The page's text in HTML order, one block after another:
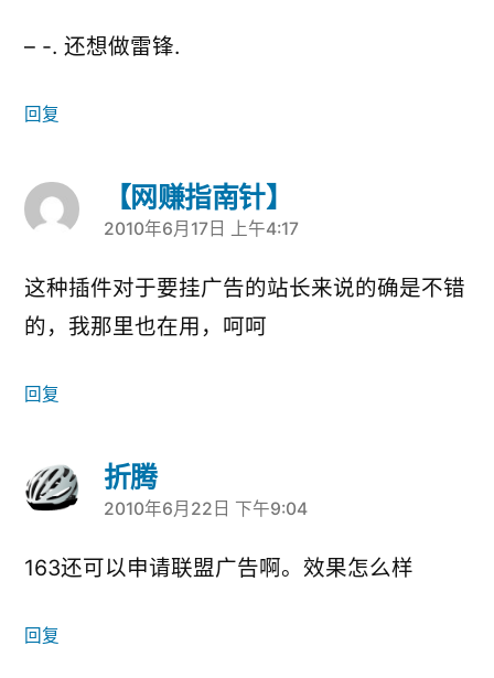
– -. 还想做雷锋.
回复
【网赚指南针】
说：
2010年6月17日 上午4:17
这种插件对于要挂广告的站长来说的确是不错
的，我那里也在用，呵呵
回复
折腾
说：
2010年6月22日 下午9:04
163还可以申请联盟广告啊。效果怎么样
回复